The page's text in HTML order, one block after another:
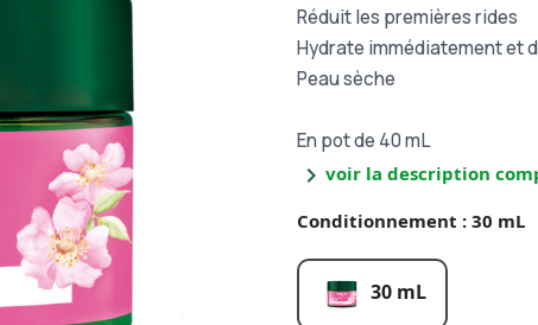
Réduit les premières rides
Hydrate immédiatement et
Peau sèche
En pot de 40 mL
chevron_right voir la description
Conditionnement : 30 mL
30 mL